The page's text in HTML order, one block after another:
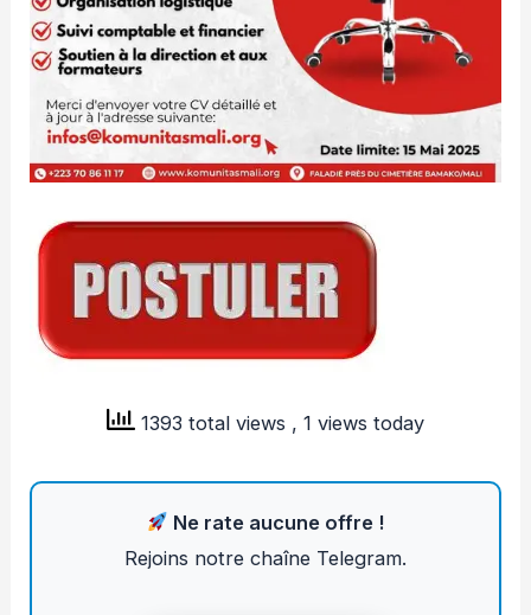
1393 total views , 1 views today
Ne rate aucune offre !
Rejoins notre chaîne Telegram.